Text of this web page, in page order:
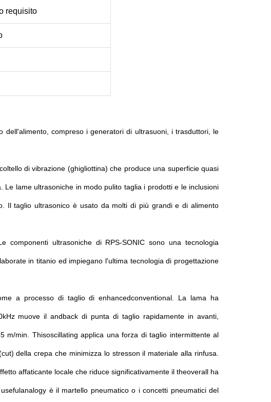
requisito
dell'alimento, compreso i generatori di ultrasuoni, i trasduttori, le
di vibrazione (ghigliottina) che produce una superficie quasi
lame ultrasoniche in modo pulito taglia i prodotti e le inclusioni
Il taglio ultrasonico è usato da molti di più grandi e di alimento
componenti ultrasoniche di RPS-SONIC sono una tecnologia
in titanio ed impiegano l'ultima tecnologia di progettazione
a processo di taglio di enhancedconventional. La lama ha
muove il andback di punta di taglio rapidamente in avanti,
min. Thisoscillating applica una forza di taglio intermittente al
della crepa che minimizza lo stresson il materiale alla rinfusa.
affaticante locale che riduce significativamente il theoverall ha
è il martello pneumatico o i concetti pneumatici del